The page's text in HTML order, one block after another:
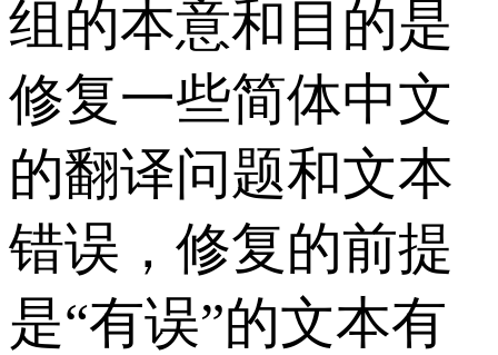
组的本意和目的是
修复一些简体中文
的翻译问题和文本
错误，修复的前提
是“有误”的文本有